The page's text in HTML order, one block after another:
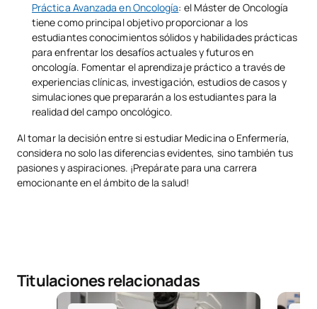
Práctica Avanzada en Oncología: el Máster de Oncología
tiene como principal objetivo proporcionar a los
estudiantes conocimientos sólidos y habilidades prácticas
para enfrentar los desafíos actuales y futuros en
oncología. Fomentar el aprendizaje práctico a través de
experiencias clínicas, investigación, estudios de casos y
simulaciones que prepararán a los estudiantes para la
realidad del campo oncológico.
Al tomar la decisión entre si estudiar Medicina o Enfermería,
considera no solo las diferencias evidentes, sino también tus
pasiones y aspiraciones. ¡Prepárate para una carrera
emocionante en el ámbito de la salud!
Titulaciones relacionadas
Grado en Medicina Grado